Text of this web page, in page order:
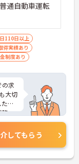
通自動車運転
110日以上
得実績あり
制度あり
の求
大切
福
整っ
い方
さら
くだ
してもらう